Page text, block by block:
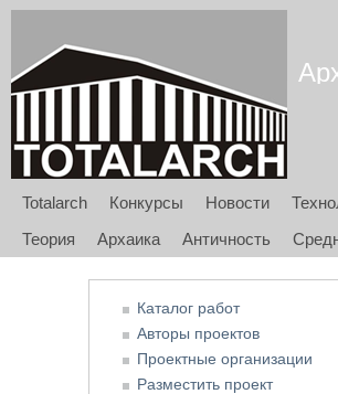
Totalarch Конкурсы Новости
Теория
Архаика Античность
Каталог работ
Авторы проектов
Проектные организации
Разместить проект